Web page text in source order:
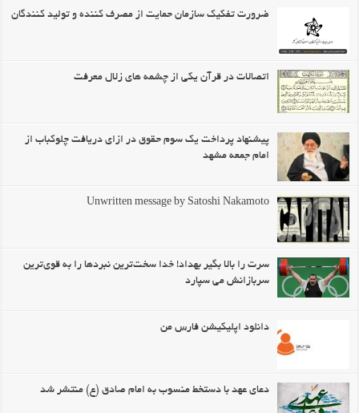
ضرورت تفکیک سازمان حمایت از مصرف کننده و تولید کنندگان
اتصالات در قرآن یکی از چشمه های زلال معرفت
پیشنهاد پرداخت یک سوم حقوق در ازای دریافت چلوکباب از
امام جمعه مشهد
Unwritten message by Satoshi Nakamoto
سرت را بالا بگیر بهداد! خدا سخت‌ترین نبردها را به قوی‌ترین
سربازانش می سپارد
دانلود اپلیکیشن فارس من
دعای عهد با دستخط منسوب به امام صادق (ع) منتشر شد